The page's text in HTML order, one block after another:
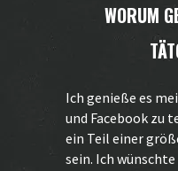
WORUM
Ich genieße es
und Facebook zu
ein Teil einer
sein. Ich